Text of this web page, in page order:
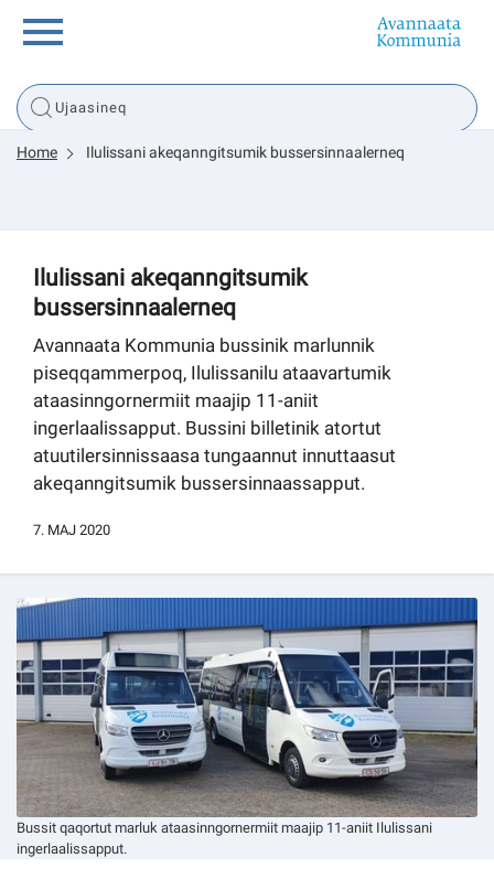
Innuttaasunut
Tassaarsuaq
sullissivik.gl
Pilersaarutinut isaavik
Home Ilulissani akeqanngitsumik bussersinnaalerneq
Ilulissani akeqanngitsumik
bussersinnaalerneq
Avannaata Kommunia bussinik marlunnik
piseqqammerpoq, Ilulissanilu ataavartumik
ataasinngornermiit maajip 11-aniit
ingerlaalissapput. Bussini billetinik atortut
atuutilersinnissaasa tungaannut innuttaasut
akeqanngitsumik bussersinnaassapput.
7. MAJ 2020
Bussit qaqortut marluk ataasinngornermiit maajip 11-aniit Ilulissani
ingerlaalissapput.